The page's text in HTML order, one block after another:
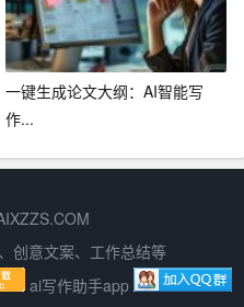
，为酒店营销活动提供有
帮助服务员规划职业发展
一键生成论文大纲：AI智能写
作...
创意文案、工作总结等
ai写作助手app